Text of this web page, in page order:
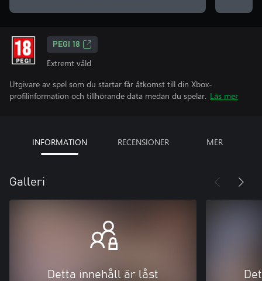
PEGI 18
Extremt våld
Utgivare av spel som du startar får åtkomst till din Xbox-
profilinformation och tillhörande data medan du spelar. Läs mer
INFORMATION RECENSIONER MER
Galleri
Detta innehåll är låst